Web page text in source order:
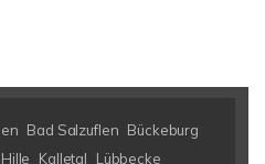
Bad Salzuflen Bückeburg
Hille Kalletal
Lübbecke